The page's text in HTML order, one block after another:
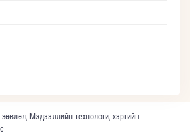
Мэдээллийн технологи, хэргийн